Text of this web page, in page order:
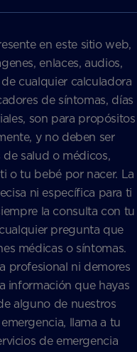
en este sitio web,
enlaces, audios,
cualquier calculadora
de síntomas, días
son para propósitos
y no deben ser
salud o médicos,
o tu bebé por nacer. La
ni específica para ti
la consulta con tu
pregunta que
médicas o síntomas.
profesional ni demores
información que hayas
alguno de nuestros
llama a tu
de emergencia